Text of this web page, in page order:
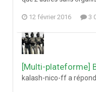
12 février 2016 3
[Multi-plateforme]
kalash-nico-ff a